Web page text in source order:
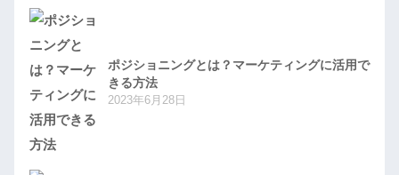
ポジショニングとは？マーケティングに活用で
きる方法
2023年6月28日